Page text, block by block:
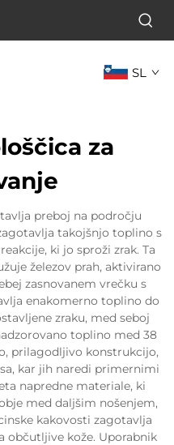
SL
za
preboj na področju
takojšnjo toplino s
ki jo sproži zrak. Ta
železov prah, aktivirano
zasnovanem vrečku s
enakomerno toplino do
zraku, med seboj
toplino med 38
prilagodljivo konstrukcijo,
kar jih naredi primernimi
napredne materiale, ki
med daljšim nošenjem,
kakovosti zagotavlja
občutljive kože. Uporabnik